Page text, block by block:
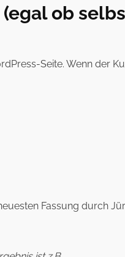
ob
Seite. Wenn der
Fassung durch